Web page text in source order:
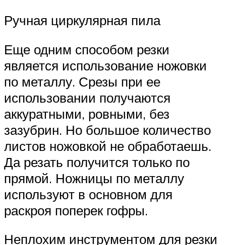
Ручная циркулярная пила
Еще одним способом резки
является использование ножовки
по металлу. Срезы при ее
использовании получаются
аккуратными, ровными, без
зазубрин. Но большое количество
листов ножовкой не обработаешь.
Да резать получится только по
прямой. Ножницы по металлу
используют в основном для
раскроя поперек гофры.
Неплохим инструментом для резки